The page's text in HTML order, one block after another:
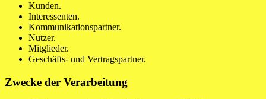
Kunden.
Interessenten.
Kommunikationspartner.
Nutzer.
Mitglieder.
Geschäfts- und Vertragspartner.
Zwecke der Verarbeitung